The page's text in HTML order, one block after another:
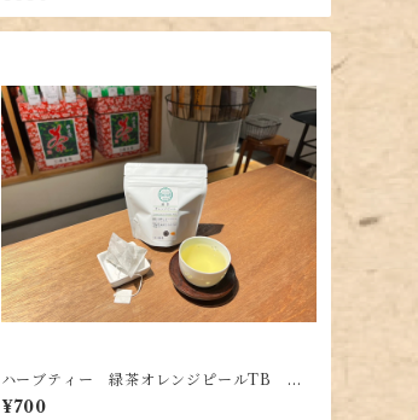
ハーブティー 緑茶オレンジピールTB （2
0g（2g×10P））
¥700